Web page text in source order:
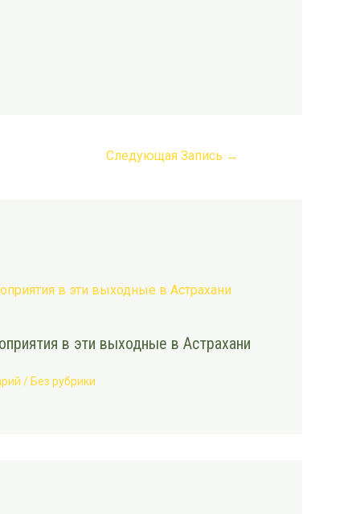
Следующая Запись →
в эти выходные в Астрахани
/ Без рубрики